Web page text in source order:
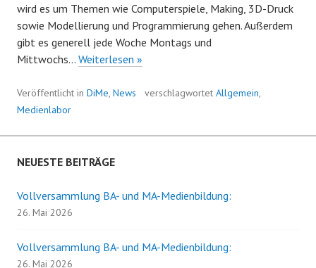
wird es um Themen wie Computerspiele, Making, 3D-Druck
sowie Modellierung und Programmierung gehen. Außerdem
gibt es generell jede Woche Montags und
Mittwochs… Weiterlesen »
Medienlabor
Veröffentlicht in DiMe, News verschlagwortet Allgemein,
Medienlabor
NEUESTE BEITRÄGE
Vollversammlung BA- und MA-Medienbildung:
26. Mai 2026
Vollversammlung BA- und MA-Medienbildung:
26. Mai 2026